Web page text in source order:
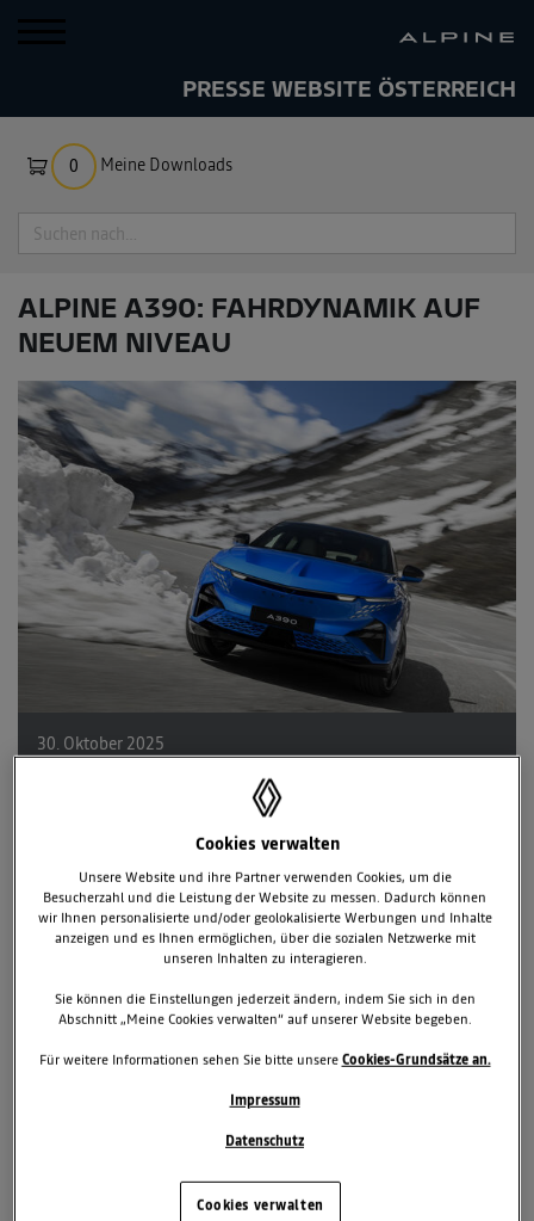
PRESSE WEBSITE ÖSTERREICH
0 Meine Downloads
Suche
ALPINE A390: FAHRDYNAMIK AUF
NEUEM NIVEAU
30. Oktober 2025
2 zugehörige Dokumente
3 zugehörige Bilder
Alpine Active Torque Vectoring ermöglicht
Drehmomentverteilung in Millisekunden
Ingenieurin Constance Leraud-Reyser erläutert innovative
Cookies verwalten
Unsere Website und ihre Partner verwenden Cookies, um die
Besucherzahl und die Leistung der Website zu messen. Dadurch können
wir Ihnen personalisierte und/oder geolokalisierte Werbungen und Inhalte
anzeigen und es Ihnen ermöglichen, über die sozialen Netzwerke mit
unseren Inhalten zu interagieren.
Sie können die Einstellungen jederzeit ändern, indem Sie sich in den
Abschnitt „Meine Cookies verwalten“ auf unserer Website begeben.
Für weitere Informationen sehen Sie bitte unsereCookies-Grundsätze an.
Impressum
Datenschutz
Cookies verwalten